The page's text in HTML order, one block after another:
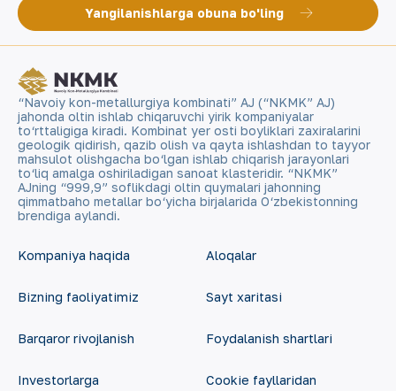
Yangilanishlarga obuna bo'ling
“Navoiy kon-metallurgiya kombinati” AJ (“NKMK” AJ)
jahonda oltin ishlab chiqaruvchi yirik kompaniyalar
to‘rttaligiga kiradi. Kombinat yer osti boyliklari zaxiralarini
geologik qidirish, qazib olish va qayta ishlashdan to tayyor
mahsulot olishgacha bo‘lgan ishlab chiqarish jarayonlari
to‘liq amalga oshiriladigan sanoat klasteridir. “NKMK”
AJning “999,9” soflikdagi oltin quymalari jahonning
qimmatbaho metallar bo‘yicha birjalarida O‘zbekistonning
brendiga aylandi.
Kompaniya haqida
Bizning faoliyatimiz
Barqaror rivojlanish
Investorlarga
Aloqalar
Sayt xaritasi
Foydalanish shartlari
Cookie fayllaridan